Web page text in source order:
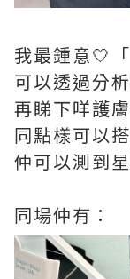
我最鍾意🤍
可以透過分
再睇下咩護
同點樣可以
仲可以測到
同場仲有：